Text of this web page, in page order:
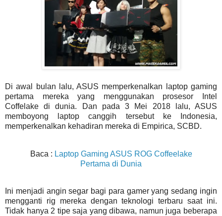
Di awal bulan lalu, ASUS memperkenalkan laptop gaming
pertama mereka yang menggunakan prosesor Intel
Coffelake di dunia. Dan pada 3 Mei 2018 lalu, ASUS
memboyong laptop canggih tersebut ke Indonesia,
memperkenalkan kehadiran mereka di Empirica, SCBD.
Baca : Laptop Gaming ASUS ROG Coffeelake
Pertama di Dunia
Ini menjadi angin segar bagi para gamer yang sedang ingin
mengganti rig mereka dengan teknologi terbaru saat ini.
Tidak hanya 2 tipe saja yang dibawa, namun juga beberapa